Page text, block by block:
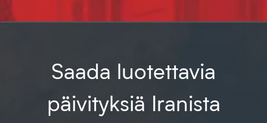
Saada luotettavia
päivityksiä Iranista